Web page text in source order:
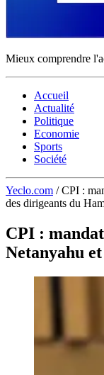
Mieux comprendre
Accueil
Actualité
Politique
Economie
Sports
Société
Yeclo.com / CPI :
des dirigeants du
CPI :
Netanyahu